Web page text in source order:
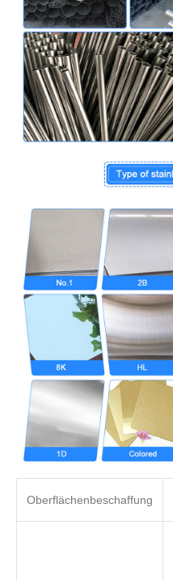
Oberflächenbeschaffung